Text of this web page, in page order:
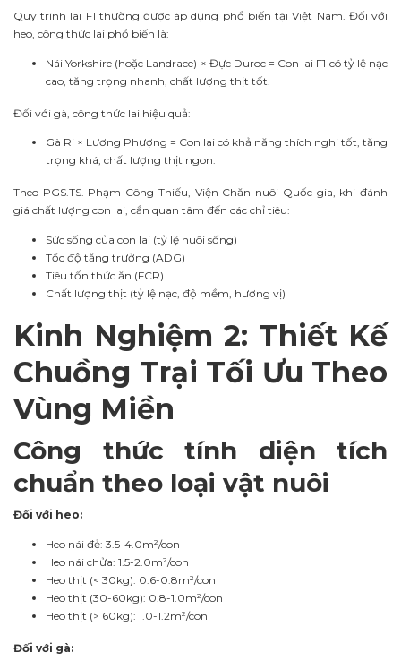
Quy trình lai F1 thường được áp dụng phổ biến tại Việt Nam. Đối với
heo, công thức lai phổ biến là:
Nái Yorkshire (hoặc Landrace) × Đực Duroc = Con lai F1 có tỷ lệ nạc
cao, tăng trọng nhanh, chất lượng thịt tốt.
Đối với gà, công thức lai hiệu quả:
Gà Ri × Lương Phượng = Con lai có khả năng thích nghi tốt, tăng
trọng khá, chất lượng thịt ngon.
Theo PGS.TS. Phạm Công Thiếu, Viện Chăn nuôi Quốc gia, khi đánh
giá chất lượng con lai, cần quan tâm đến các chỉ tiêu:
Sức sống của con lai (tỷ lệ nuôi sống)
Tốc độ tăng trưởng (ADG)
Tiêu tốn thức ăn (FCR)
Chất lượng thịt (tỷ lệ nạc, độ mềm, hương vị)
Kinh Nghiệm 2: Thiết Kế
Chuồng Trại Tối Ưu Theo
Vùng Miền
Công thức tính diện tích
chuẩn theo loại vật nuôi
Đối với heo:
Heo nái đẻ: 3.5-4.0m²/con
Heo nái chửa: 1.5-2.0m²/con
Heo thịt (< 30kg): 0.6-0.8m²/con
Heo thịt (30-60kg): 0.8-1.0m²/con
Heo thịt (> 60kg): 1.0-1.2m²/con
Đối với gà: